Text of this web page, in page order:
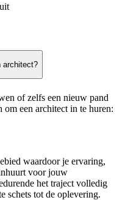
architect?
of zelfs een nieuw pand
een architect in te huren:
waardoor je ervaring,
voor jouw
het traject volledig
schets tot de oplevering.